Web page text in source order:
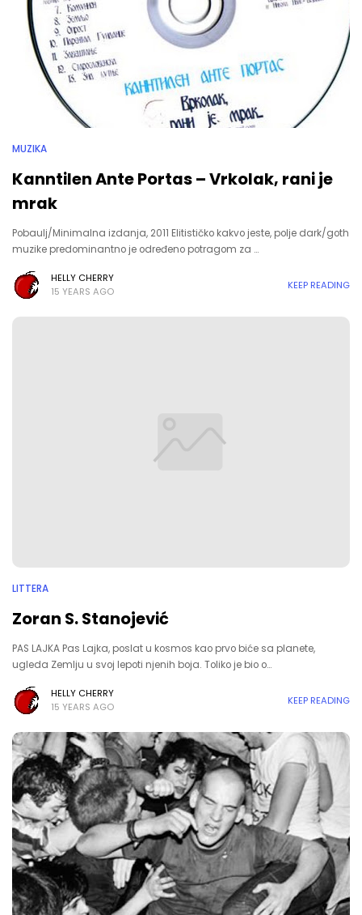
MUZIKA
Kanntilen Ante Portas – Vrkolak, rani je
mrak
Pobaulj/Minimalna izdanja, 2011 Elitističko kakvo jeste, polje dark/goth
muzike predominantno je određeno potragom za …
HELLY CHERRY
15 YEARS AGO
KEEP READING
LITTERA
Zoran S. Stanojević
PAS LAJKA Pas Lajka, poslat u kosmos kao prvo biće sa planete,
ugleda Zemlju u svoj lepoti njenih boja. Toliko je bio o…
HELLY CHERRY
15 YEARS AGO
KEEP READING